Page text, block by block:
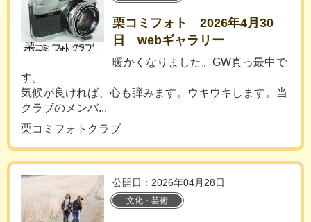
栗コミフォト 2026年4月30
日 webギャラリー
暖かくなりました。GW真っ最中で
す。
気候が良ければ、心も弾みます。ウキウキします。当
クラブのメンバ...
栗コミフォトクラブ
公開日：2026年04月28日
文化・芸術